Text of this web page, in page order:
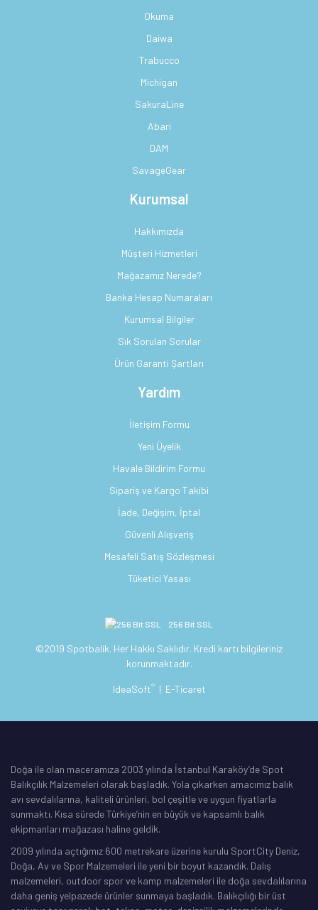
Okuma
Daiwa
Trabucco
Michigan
SakuraLine
Abari
DAM
SavageGear
Kurumsal
Hakkımızda
Müşteri Hizmetleri
Mağazamız Nerede?
Banka Hesap Numaraları
Kurumsal Bilgiler
Sık Sorulan Sorular
Ürün Garanti Şartları
Yardım
İletişim Formu
Yeni Üyelik
Havale Bildirim Formu
Sipariş ve Kargo Takibi
İade, Değişim, İptal
Güvenli Alışveriş
Mesafeli Satış Sözleşmesi
Tüketici Yasası
256 Bit SSL
©2019 Spotbalik. Her Hakkı Saklıdır. Kredi kartı bilgileriniz
korunmaktadır.
IdeaSoft® | E-Ticaret
Doğa ile olan maceramıza 2003 yılında İstanbul Karaköy’de Spot
Balıkçılık Malzemeleri olarak başladık. Yola çıkarken amacımız balık
avı sevdalılarına, kaliteli ürünleri, bol çeşitle ve uygun fiyatlarla
sunmaktı. Kısa sürede Türkiye’nin en büyük ve kapsamlı balık
ekipmanları mağazası haline geldik.
2009 yılında açtığımız 600 metrekare üzerine kurulu SportCity Deniz,
Doğa, Av ve Spor Malzemeleri ile yeni bir boyut kazandık. Dalış
malzemeleri, outdoor spor ve kamp malzemeleri ile doğa sevdalılarına
daha geniş yelpazede ürünler sunmaya başladık. Balıkçılığı bir üst